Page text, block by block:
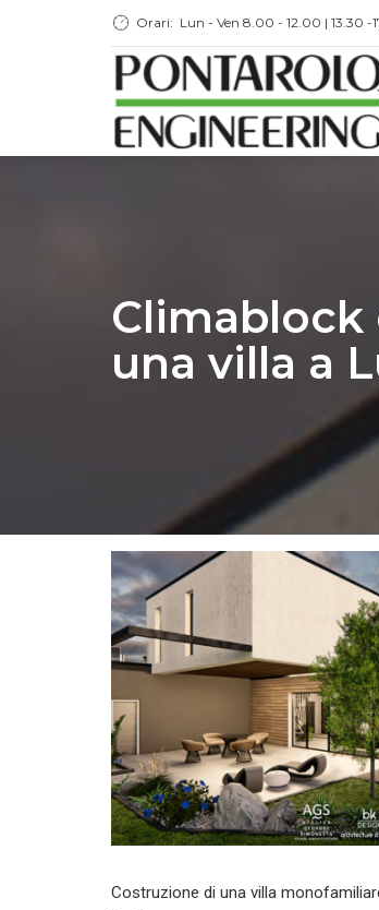
Orari: Lun - Ven 8.00 - 12.00 | 13.30 -
Climablock
una villa a
Costruzione di una villa